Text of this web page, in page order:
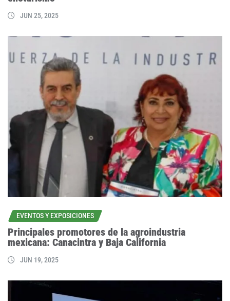
JUN 25, 2025
EVENTOS Y EXPOSICIONES
Principales promotores de la agroindustria
mexicana: Canacintra y Baja California
JUN 19, 2025